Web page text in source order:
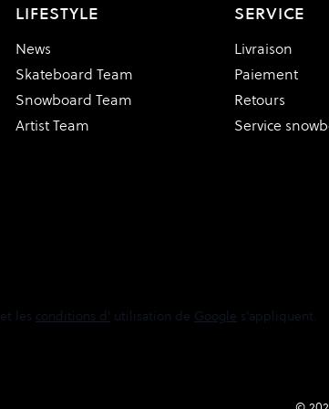
LIFESTYLE
News
Skateboard Team
Snowboard Team
Artist Team
SERVICE
Livraison
Paiement
Retours
Service
et les conditions d' utilisation de Google s'appliquent.